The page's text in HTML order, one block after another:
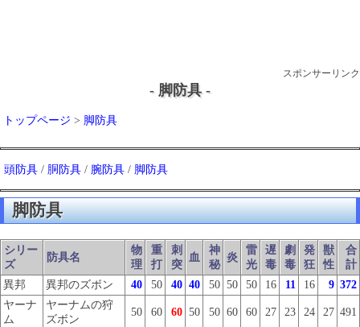
スポンサーリンク
- 脚防具 -
トップページ > 脚防具
頭防具 / 胴防具 / 腕防具 / 脚防具
脚防具
シリー
ズ
防具名
物
理
重
打
刺
突
血
神
秘
炎
雷
光
遅
毒
劇
毒
発
狂
獣
性
合
計
異邦
異邦のズボン 40 50 40 40 50 50 50 16 11 16 9 372
ヤーナ
ム
ヤーナムの狩
ズボン
50 60 60 50 50 60 60 27 23 24 27 491